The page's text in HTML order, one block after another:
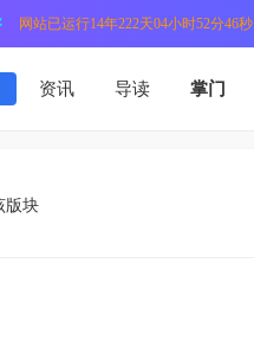
网站已运行14年222天04小时52分46秒
资讯 导读 掌门
版块